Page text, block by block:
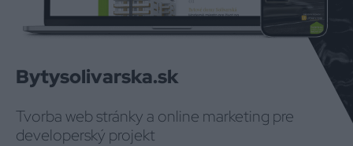
Bytysolivarska.sk
Tvorba web stránky a online marketing pre
developerský projekt